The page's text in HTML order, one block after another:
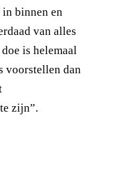
binnen en
van alles
is helemaal
voorstellen dan
zijn”.